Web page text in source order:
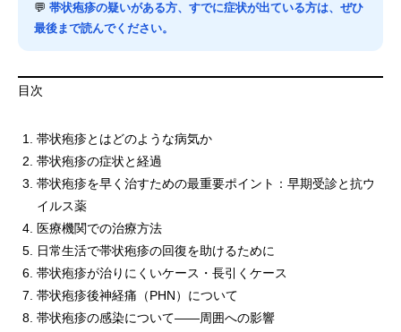
💬 帯状疱疹の疑いがある方、すでに症状が出ている方は、ぜひ
最後まで読んでください。
目次
帯状疱疹とはどのような病気か
帯状疱疹の症状と経過
帯状疱疹を早く治すための最重要ポイント：早期受診と抗ウ
イルス薬
医療機関での治療方法
日常生活で帯状疱疹の回復を助けるために
帯状疱疹が治りにくいケース・長引くケース
帯状疱疹後神経痛（PHN）について
帯状疱疹の感染について——周囲への影響